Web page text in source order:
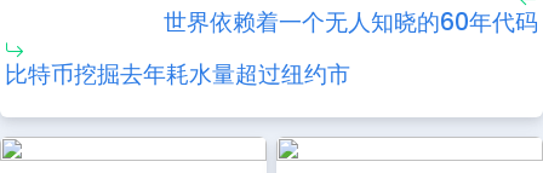
世界依赖着一个无人知晓的60年代码
比特币挖掘去年耗水量超过纽约市